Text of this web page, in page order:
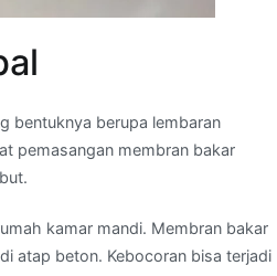
bentuknya berupa lembaran
pemasangan membran bakar
kamar mandi. Membran bakar
atap beton. Kebocoran bisa terjadi